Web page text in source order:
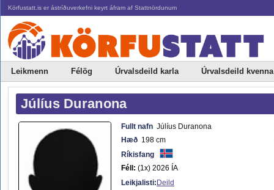
Körfustatt.is er ástríðuverkefni keyrt áfram af Stattnördunum
Leikmenn Félög Úrvalsdeild karla Úrvalsdeild kvenna
Júlíus Duranona
Fullt nafn Júlíus Duranona
Hæð 198 cm
Ríkisfang
Féll: (1x) 2026 ÍA
Leikjalisti:Deild